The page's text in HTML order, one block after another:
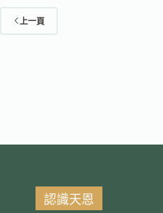
上一頁
認識天恩